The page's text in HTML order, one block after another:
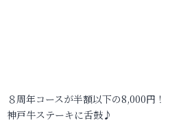
８周年コースが半額以下の8,000円！
神戸牛ステーキに舌鼓♪